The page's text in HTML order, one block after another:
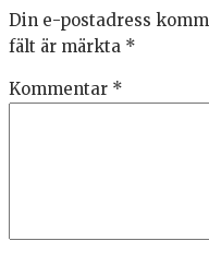
Din e-postadress
fält är märkta *
Kommentar *